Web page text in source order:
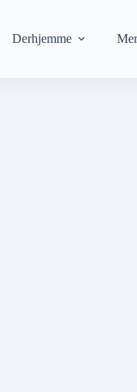
Derhjemme